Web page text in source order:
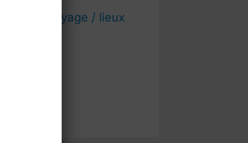
Idées de voyage / lieux